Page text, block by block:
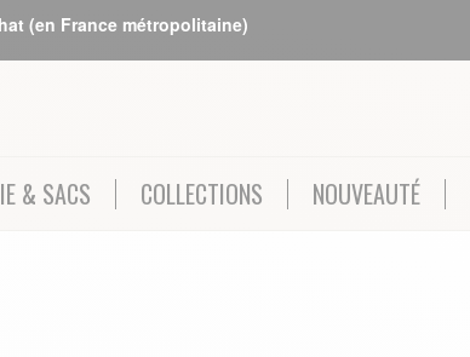
(en France métropolitaine)
& SACS COLLECTIONS NOUVEAUTÉ